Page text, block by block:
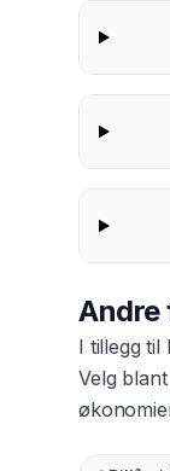
Andre
I tillegg til
Velg